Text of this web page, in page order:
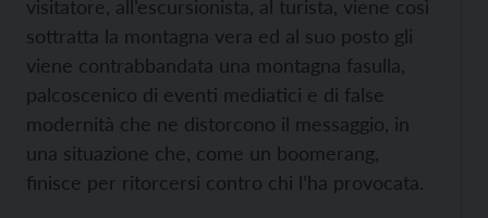
visitatore, all’escursionista, al turista, viene così
sottratta la montagna vera ed al suo posto gli
viene contrabbandata una montagna fasulla,
palcoscenico di eventi mediatici e di false
modernità che ne distorcono il messaggio, in
una situazione che, come un boomerang,
finisce per ritorcersi contro chi l’ha provocata.